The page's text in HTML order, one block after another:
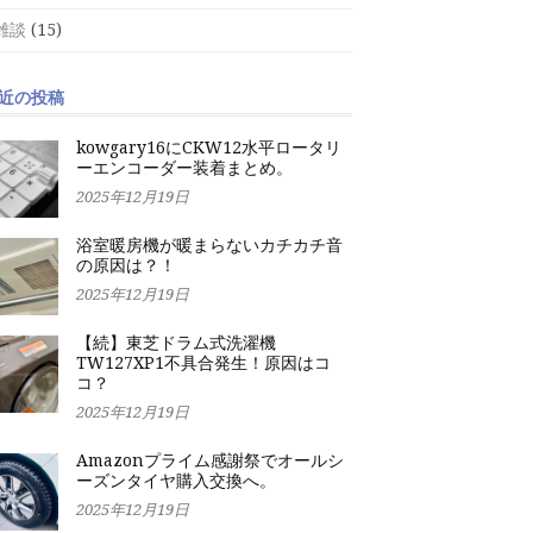
談 (15)
の投稿
kowgary16にCKW12水平ロータリ
ーエンコーダー装着まとめ。
2025年12月19日
浴室暖房機が暖まらないカチカチ音
の原因は？！
2025年12月19日
【続】東芝ドラム式洗濯機
TW127XP1不具合発生！原因はコ
コ？
2025年12月19日
Amazonプライム感謝祭でオールシ
ーズンタイヤ購入交換へ。
2025年12月19日